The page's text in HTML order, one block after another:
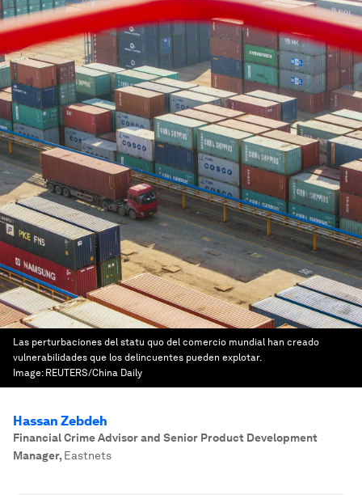
Las perturbaciones del statu quo del comercio mundial han creado
vulnerabilidades que los delincuentes pueden explotar.
Image: REUTERS/China Daily
Hassan Zebdeh
Financial Crime Advisor and Senior Product Development
Manager, Eastnets